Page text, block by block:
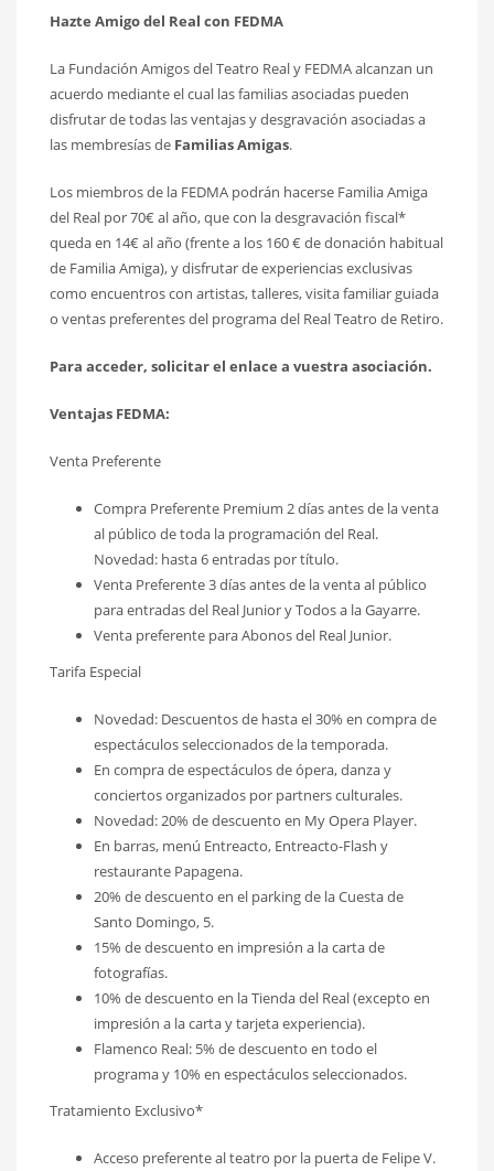
Hazte Amigo del Real con FEDMA
La Fundación Amigos del Teatro Real y FEDMA alcanzan un
acuerdo mediante el cual las familias asociadas pueden
disfrutar de todas las ventajas y desgravación asociadas a
las membresías de Familias Amigas.
Los miembros de la FEDMA podrán hacerse Familia Amiga
del Real por 70€ al año, que con la desgravación fiscal*
queda en 14€ al año (frente a los 160 € de donación habitual
de Familia Amiga), y disfrutar de experiencias exclusivas
como encuentros con artistas, talleres, visita familiar guiada
o ventas preferentes del programa del Real Teatro de Retiro.
Para acceder, solicitar el enlace a vuestra asociación.
Ventajas FEDMA:
Venta Preferente
Compra Preferente Premium 2 días antes de la venta
al público de toda la programación del Real.
Novedad: hasta 6 entradas por título.
Venta Preferente 3 días antes de la venta al público
para entradas del Real Junior y Todos a la Gayarre.
Venta preferente para Abonos del Real Junior.
Tarifa Especial
Novedad: Descuentos de hasta el 30% en compra de
espectáculos seleccionados de la temporada.
En compra de espectáculos de ópera, danza y
conciertos organizados por partners culturales.
Novedad: 20% de descuento en My Opera Player.
En barras, menú Entreacto, Entreacto-Flash y
restaurante Papagena.
20% de descuento en el parking de la Cuesta de
Santo Domingo, 5.
15% de descuento en impresión a la carta de
fotografías.
10% de descuento en la Tienda del Real (excepto en
impresión a la carta y tarjeta experiencia).
Flamenco Real: 5% de descuento en todo el
programa y 10% en espectáculos seleccionados.
Tratamiento Exclusivo*
Acceso preferente al teatro por la puerta de Felipe V.